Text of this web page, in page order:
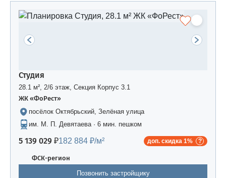
Студия
28.1 м², 2/6 этаж, Секция Корпус 3.1
ЖК «ФоРест»
посёлок Октябрьский, Зелёная улица
им. М. П. Девятаева · 6 мин. пешком
5 139 029 ₽182 884 ₽/м² доп. скидка 1%
ФСК-регион
Позвонить застройщику